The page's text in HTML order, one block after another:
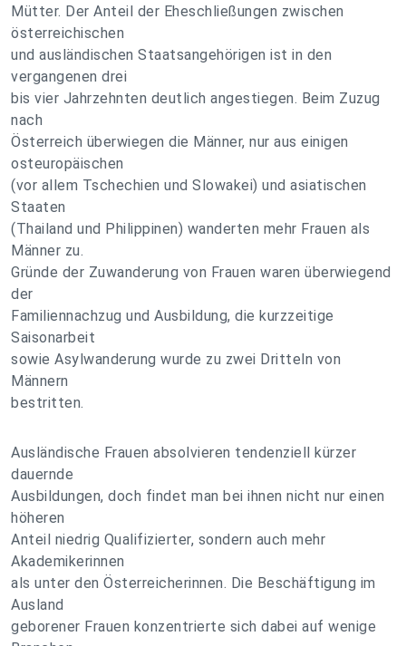
Mütter. Der Anteil der Eheschließungen zwischen
österreichischen
und ausländischen Staatsangehörigen ist in den
vergangenen drei
bis vier Jahrzehnten deutlich angestiegen. Beim Zuzug
nach
Österreich überwiegen die Männer, nur aus einigen
osteuropäischen
(vor allem Tschechien und Slowakei) und asiatischen
Staaten
(Thailand und Philippinen) wanderten mehr Frauen als
Männer zu.
Gründe der Zuwanderung von Frauen waren überwiegend
der
Familiennachzug und Ausbildung, die kurzzeitige
Saisonarbeit
sowie Asylwanderung wurde zu zwei Dritteln von
Männern
bestritten.
Ausländische Frauen absolvieren tendenziell kürzer
dauernde
Ausbildungen, doch findet man bei ihnen nicht nur einen
höheren
Anteil niedrig Qualifizierter, sondern auch mehr
Akademikerinnen
als unter den Österreicherinnen. Die Beschäftigung im
Ausland
geborener Frauen konzentrierte sich dabei auf wenige